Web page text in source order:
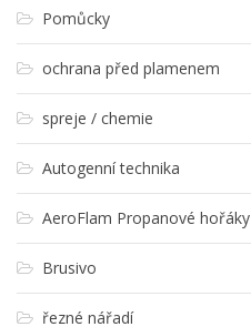
Pomůcky
ochrana před plamenem
spreje / chemie
Autogenní technika
AeroFlam Propanové hořáky
Brusivo
řezné nářadí